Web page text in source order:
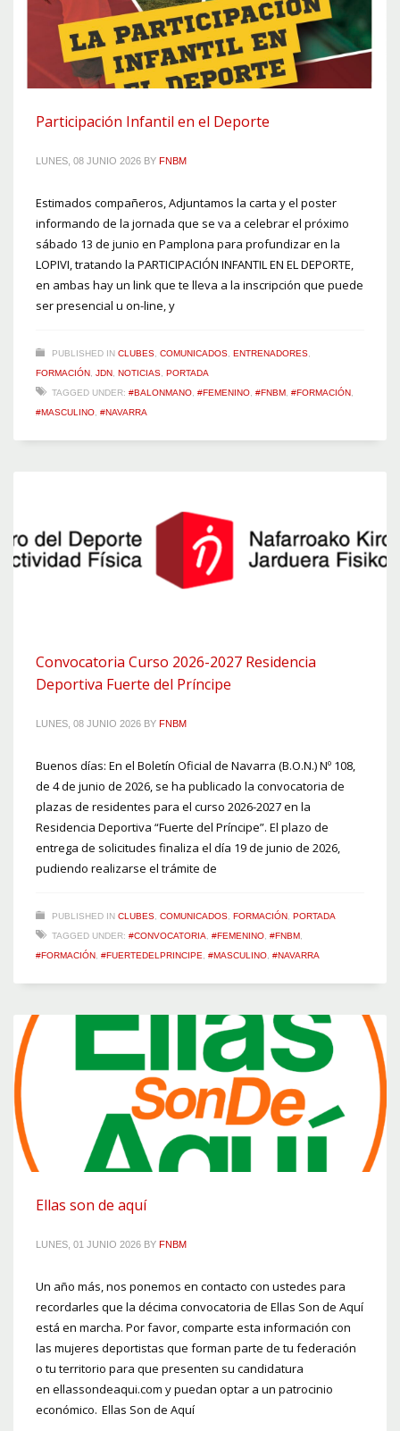
Participación Infantil en el Deporte
LUNES, 08 JUNIO 2026 BY FNBM
Estimados compañeros, Adjuntamos la carta y el poster
informando de la jornada que se va a celebrar el próximo
sábado 13 de junio en Pamplona para profundizar en la
LOPIVI, tratando la PARTICIPACIÓN INFANTIL EN EL DEPORTE,
en ambas hay un link que te lleva a la inscripción que puede
ser presencial u on-line, y
PUBLISHED IN CLUBES COMUNICADOS ENTRENADORES
FORMACIÓN JDN NOTICIAS PORTADA
TAGGED UNDER: #BALONMANO #FEMENINO #FNBM #FORMACIÓN
#MASCULINO #NAVARRA
Convocatoria Curso 2026-2027 Residencia
Deportiva Fuerte del Príncipe
LUNES, 08 JUNIO 2026 BY FNBM
Buenos días: En el Boletín Oficial de Navarra (B.O.N.) Nº 108,
de 4 de junio de 2026, se ha publicado la convocatoria de
plazas de residentes para el curso 2026-2027 en la
Residencia Deportiva “Fuerte del Príncipe”. El plazo de
entrega de solicitudes finaliza el día 19 de junio de 2026,
pudiendo realizarse el trámite de
PUBLISHED IN CLUBES COMUNICADOS FORMACIÓN PORTADA
TAGGED UNDER: #CONVOCATORIA #FEMENINO #FNBM
#FORMACIÓN #FUERTEDELPRINCIPE #MASCULINO #NAVARRA
Ellas son de aquí
LUNES, 01 JUNIO 2026 BY FNBM
Un año más, nos ponemos en contacto con ustedes para
recordarles que la décima convocatoria de Ellas Son de Aquí
está en marcha. Por favor, comparte esta información con
las mujeres deportistas que forman parte de tu federación
o tu territorio para que presenten su candidatura
en ellassondeaqui.com y puedan optar a un patrocinio
económico. Ellas Son de Aquí